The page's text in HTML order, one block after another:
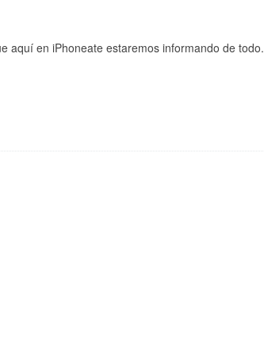
aquí en iPhoneate estaremos informando de todo.